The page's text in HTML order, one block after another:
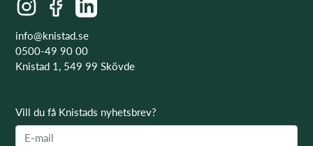
info@knistad.se
0500-49 90 00
Knistad 1, 549 99 Skövde
Vill du få Knistads nyhetsbrev?